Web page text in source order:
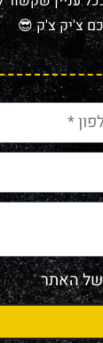
צ'יק צ'ק 😎
האתר